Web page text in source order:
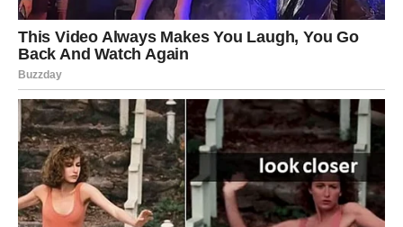
obožavatelje. Često dijeli poruke o otpornosti i borbi, pozivajući
svoje fanove da nikada ne odustaju bez obzira na okolnosti,
što dodatno učvršćuje njegov status uzora.
Filozofija i identitet
Zlatanova filozofija života vidljiva je kroz njegove tetovaže,
koje su više od običnog umjetničkog izraza – one su trajni
podsjetnici na njegovu borbu i otpornost. Jedna od
najistaknutijih tetovaža nosi datum rođenja njegovog brata, što